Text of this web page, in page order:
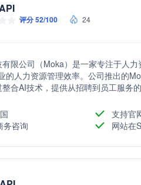
评分 52/100 24
限公司（Moka）是一家专注于人
的人力资源管理效率。公司推出的
合AI技术，提供从招聘到员工服务
支持官
务咨询
网站在